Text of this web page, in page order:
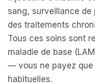
sang, surveillance
des traitements
Tous ces soins sont
maladie de base
— vous ne payez
habituelles.